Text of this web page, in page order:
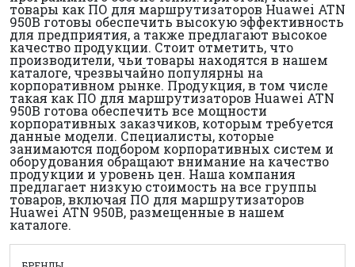
товары как ПО для маршрутизаторов Huawei ATN
950B готовы обеспечить высокую эффективность
для предприятия, а также предлагают высокое
качество продукции. Стоит отметить, что
производители, чьи товары находятся в нашем
каталоге, чрезвычайно популярны на
корпоративном рынке. Продукция, в том числе
такая как ПО для маршрутизаторов Huawei ATN
950B готова обеспечить все мощности
корпоративных заказчиков, которым требуется
данные модели. Специалисты, которые
занимаются подбором корпоративных систем и
оборудования обращают внимание на качество
продукции и уровень цен. Наша компания
предлагает низкую стоимость на все группы
товаров, включая ПО для маршрутизаторов
Huawei ATN 950B, размещенные в нашем
каталоге.